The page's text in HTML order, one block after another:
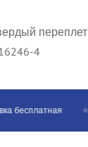
переплет
4
бесплатная